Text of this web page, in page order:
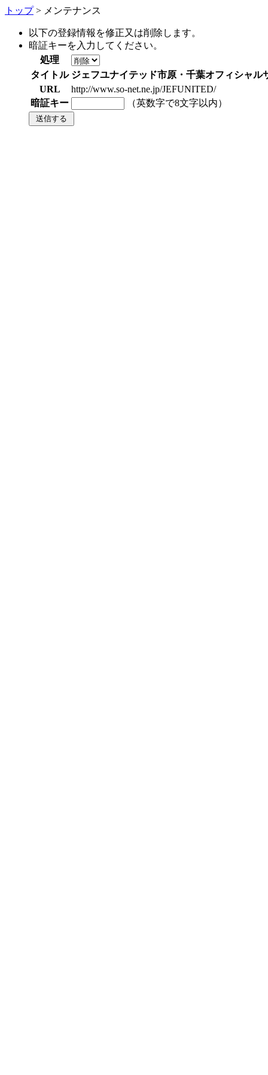
トップ> メンテナンス
以下の登録情報を修正又は削除します。
暗証キーを入力してください。
処理
タイトル ジェフユナイテッド市原・千葉オフィシャル
URL
http://www.so-net.ne.jp/JEFUNITED/
暗証キー
（英数字で8文字以内）